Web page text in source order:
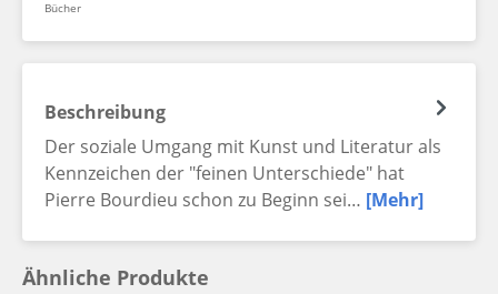
Bücher
Beschreibung
Der soziale Umgang mit Kunst und Literatur als
Kennzeichen der "feinen Unterschiede" hat
Pierre Bourdieu schon zu Beginn sei… [Mehr]
Ähnliche Produkte